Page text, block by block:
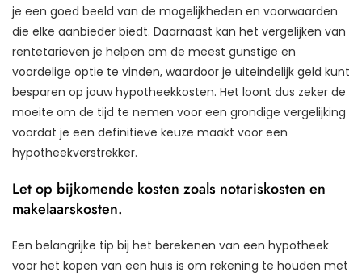
je een goed beeld van de mogelijkheden en voorwaarden
die elke aanbieder biedt. Daarnaast kan het vergelijken van
rentetarieven je helpen om de meest gunstige en
voordelige optie te vinden, waardoor je uiteindelijk geld kunt
besparen op jouw hypotheekkosten. Het loont dus zeker de
moeite om de tijd te nemen voor een grondige vergelijking
voordat je een definitieve keuze maakt voor een
hypotheekverstrekker.
Let op bijkomende kosten zoals notariskosten en
makelaarskosten.
Een belangrijke tip bij het berekenen van een hypotheek
voor het kopen van een huis is om rekening te houden met